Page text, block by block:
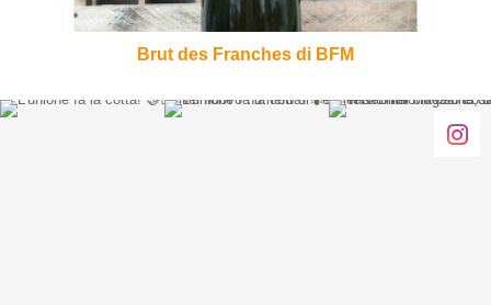
Brut des Franches di BFM